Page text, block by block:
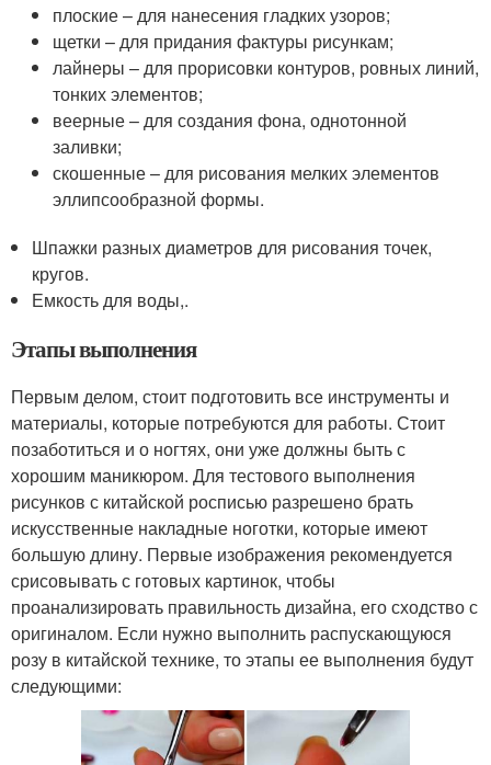
плоские – для нанесения гладких узоров;
щетки – для придания фактуры рисункам;
лайнеры – для прорисовки контуров, ровных линий,
тонких элементов;
веерные – для создания фона, однотонной
заливки;
скошенные – для рисования мелких элементов
эллипсообразной формы.
Шпажки разных диаметров для рисования точек,
кругов.
Емкость для воды,.
Этапы выполнения
Первым делом, стоит подготовить все инструменты и
материалы, которые потребуются для работы. Стоит
позаботиться и о ногтях, они уже должны быть с
хорошим маникюром. Для тестового выполнения
рисунков с китайской росписью разрешено брать
искусственные накладные ноготки, которые имеют
большую длину. Первые изображения рекомендуется
срисовывать с готовых картинок, чтобы
проанализировать правильность дизайна, его сходство с
оригиналом. Если нужно выполнить распускающуюся
розу в китайской технике, то этапы ее выполнения будут
следующими: